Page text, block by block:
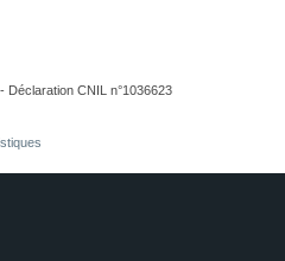
CNIL n°1036623